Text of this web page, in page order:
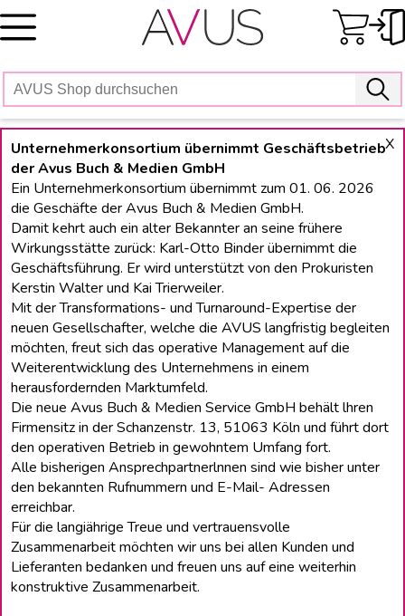
Skip
to
X
Unternehmerkonsortium übernimmt Geschäftsbetrieb
der Avus Buch & Medien GmbH
Ein Unternehmerkonsortium übernimmt zum 01. 06. 2026
die Geschäfte der Avus Buch & Medien GmbH.
Damit kehrt auch ein alter Bekannter an seine frühere
Wirkungsstätte zurück: Karl-Otto Binder übernimmt die
Geschäftsführung. Er wird unterstützt von den Prokuristen
Kerstin Walter und Kai Trierweiler.
Mit der Transformations- und Turnaround-Expertise der
neuen Gesellschafter, welche die AVUS langfristig begleiten
möchten, freut sich das operative Management auf die
Weiterentwicklung des Unternehmens in einem
herausfordernden Marktumfeld.
Die neue Avus Buch & Medien Service GmbH behält lhren
Firmensitz in der Schanzenstr. 13, 51063 Köln und führt dort
den operativen Betrieb in gewohntem Umfang fort.
Alle bisherigen Ansprechpartnerlnnen sind wie bisher unter
den bekannten Rufnummern und E-Mail- Adressen
erreichbar.
Für die langiährige Treue und vertrauensvolle
Zusammenarbeit möchten wir uns bei allen Kunden und
Lieferanten bedanken und freuen uns auf eine weiterhin
konstruktive Zusammenarbeit.